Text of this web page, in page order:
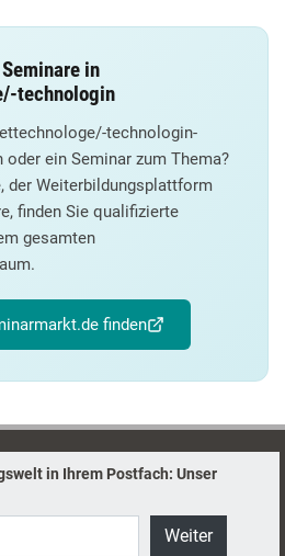
in
technologin
technologin-
oder ein Seminar zum Thema?
der Weiterbildungsplattform
finden Sie qualifizierte
gesamten
finden
in Ihrem Postfach: Unser
Weiter